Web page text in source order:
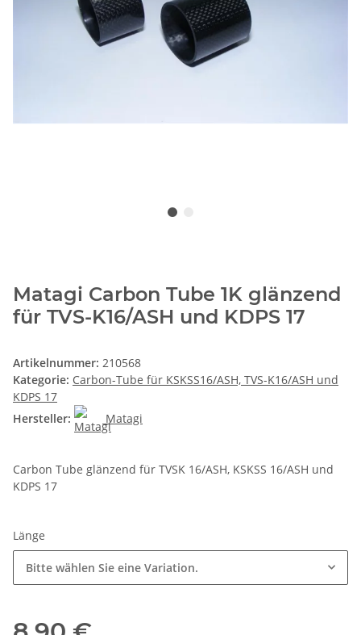
Matagi Carbon Tube 1K glänzend
für TVS-K16/ASH und KDPS 17
Artikelnummer: 210568
Kategorie: Carbon-Tube für KSKSS16/ASH, TVS-K16/ASH und
KDPS 17
Hersteller:
Matagi
Carbon Tube glänzend für TVSK 16/ASH, KSKSS 16/ASH und
KDPS 17
Länge
Bitte wählen Sie eine Variation.